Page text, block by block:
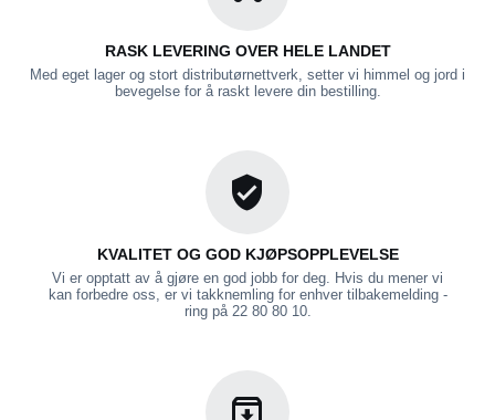
RASK LEVERING OVER HELE LANDET
Med eget lager og stort distributørnettverk, setter vi himmel og jord i
bevegelse for å raskt levere din bestilling.
KVALITET OG GOD KJØPSOPPLEVELSE
Vi er opptatt av å gjøre en god jobb for deg. Hvis du mener vi
kan forbedre oss, er vi takknemling for enhver tilbakemelding -
ring på 22 80 80 10.